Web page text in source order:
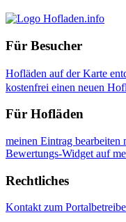
Für Besucher
Hofläden auf der Karte
kostenfrei einen neuen
Für Hofläden
meinen Eintrag bearbeiten
Bewertungs-Widget auf
Rechtliches
Kontakt zum